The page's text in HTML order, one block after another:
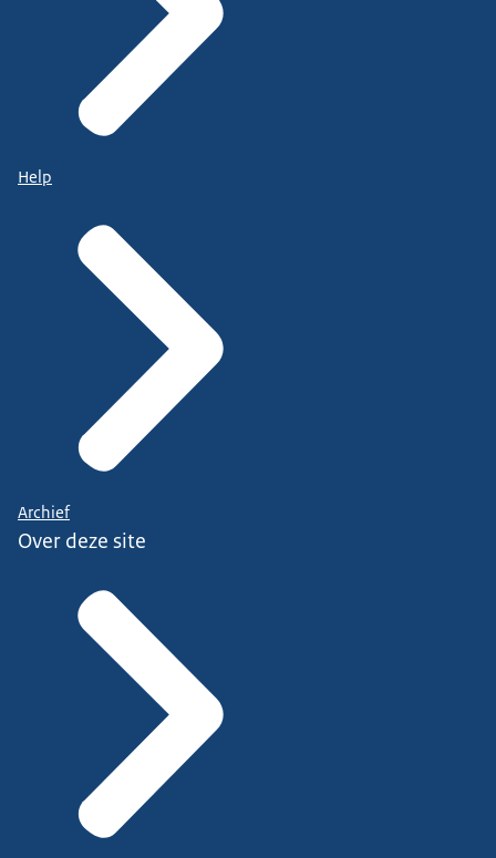
Help
Archief
Over deze site